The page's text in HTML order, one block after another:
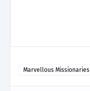
Marvellous Missionaries